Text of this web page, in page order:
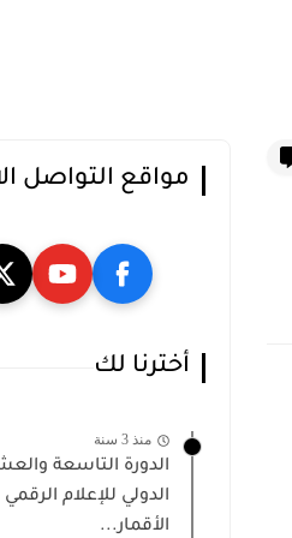
مواقع التواصل
أخترنا لك
منذ 3 سنة
الدورة التاسعة
الدولي للإعلام
الأقمار...